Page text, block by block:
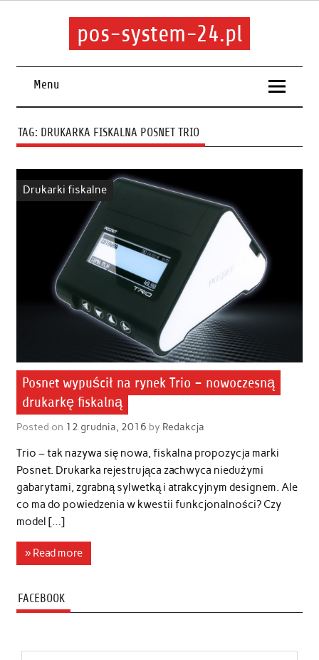
pos-system-24.pl
Menu
TAG: DRUKARKA FISKALNA POSNET TRIO
Drukarki fiskalne
Posnet wypuścił na rynek Trio – nowoczesną
drukarkę fiskalną
Posted on 12 grudnia, 2016 by Redakcja
Trio – tak nazywa się nowa, fiskalna propozycja marki
Posnet. Drukarka rejestrująca zachwyca niedużymi
gabarytami, zgrabną sylwetką i atrakcyjnym designem. Ale
co ma do powiedzenia w kwestii funkcjonalności? Czy
model […]
» Read more
FACEBOOK